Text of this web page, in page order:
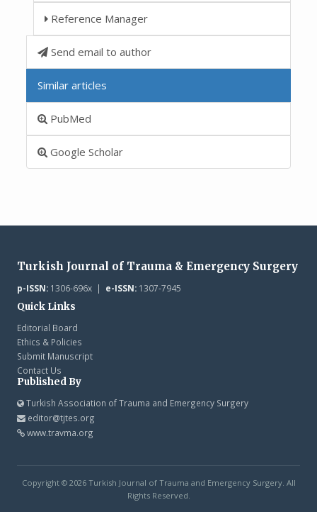
Reference Manager
Send email to author
Similar articles
PubMed
Google Scholar
Turkish Journal of Trauma & Emergency Surgery
p-ISSN:1306-696x | e-ISSN:1307-7945
Quick Links
Editorial Board
Ethics & Policies
Submit Manuscript
Contact Us
Published By
Turkish Association of Trauma and Emergency Surgery
editor@tjtes.org
www.travma.org
Copyright © 2026 Turkish Journal of Trauma and Emergency Surgery. All
Rights Reserved.